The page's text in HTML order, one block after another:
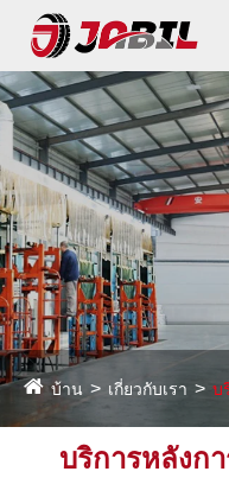
บ้าน เกี่ยวกับเรา บ
บริการหลังก